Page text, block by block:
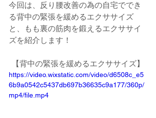
今回は、反り腰改善の為の自宅ででき
る背中の緊張を緩めるエクササイズ
と、もも裏の筋肉を鍛えるエクササイ
ズを紹介します！
【背中の緊張を緩めるエクササイズ】
https://video.wixstatic.com/video/d6508c_e5
6b9a0542c5437db697b36635c9a177/360p/
mp4/file.mp4